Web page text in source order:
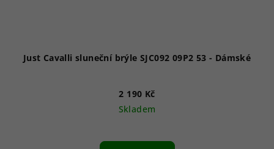
Just Cavalli sluneční brýle SJC092 09P2 53 - Dámské
2 190 Kč
Skladem